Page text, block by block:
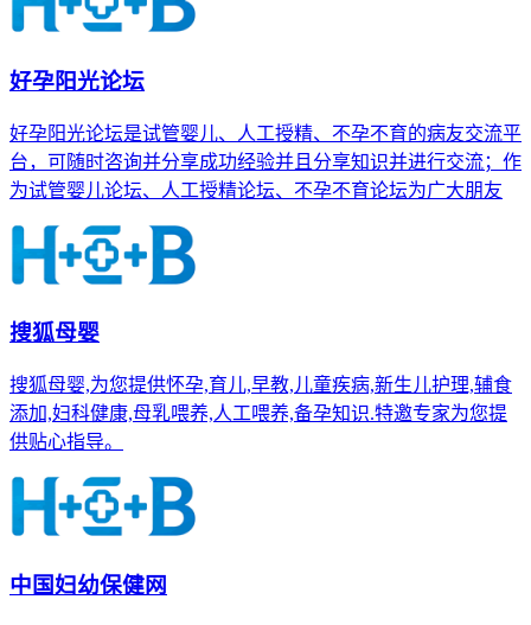
好孕阳光论坛
好孕阳光论坛是试管婴儿、人工授精、不孕不育的病友交流平
台，可随时咨询并分享成功经验并且分享知识并进行交流；作
为试管婴儿论坛、人工授精论坛、不孕不育论坛为广大朋友
搜狐母婴
搜狐母婴,为您提供怀孕,育儿,早教,儿童疾病,新生儿护理,辅食
添加,妇科健康,母乳喂养,人工喂养,备孕知识.特邀专家为您提
供贴心指导。
中国妇幼保健网